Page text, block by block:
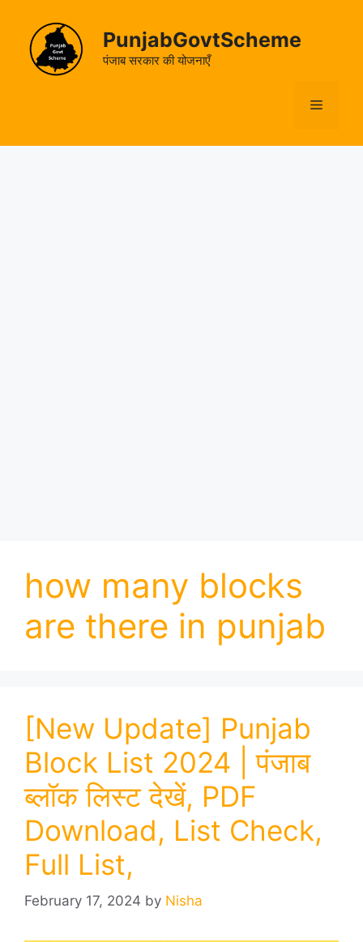
content
PunjabGovtScheme
पंजाब सरकार की योजनाएँ
Menu
how many blocks
are there in punjab
[New Update] Punjab
Block List 2024 | पंजाब
ब्लॉक लिस्ट देखें, PDF
Download, List Check,
Full List,
February 17, 2024 by Nisha